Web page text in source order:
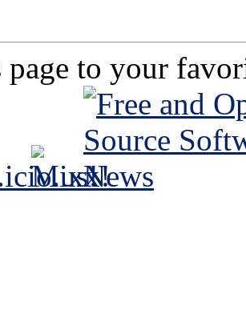
to your